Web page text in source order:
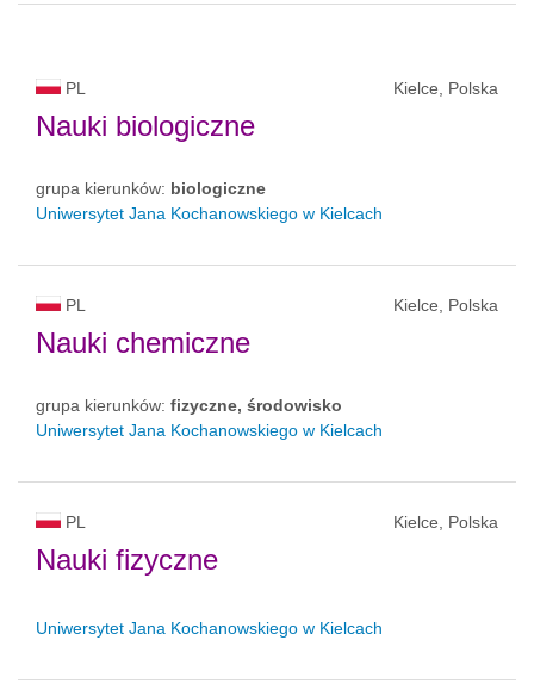
PL Kielce, Polska
Nauki biologiczne
grupa kierunków: biologiczne
Uniwersytet Jana Kochanowskiego w Kielcach
PL Kielce, Polska
Nauki chemiczne
grupa kierunków: fizyczne, środowisko
Uniwersytet Jana Kochanowskiego w Kielcach
PL Kielce, Polska
Nauki fizyczne
Uniwersytet Jana Kochanowskiego w Kielcach